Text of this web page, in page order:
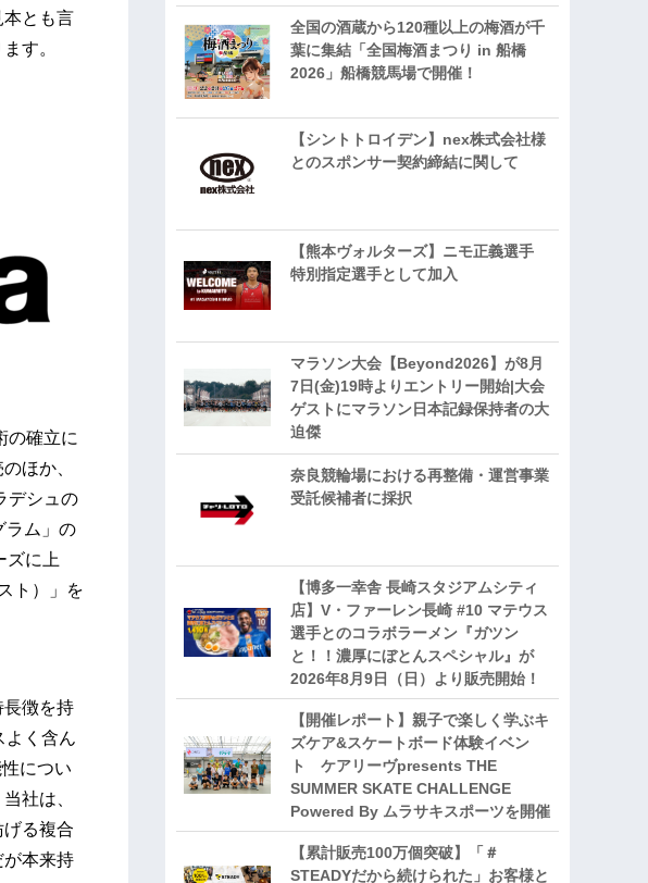
本とも言
す。
の確立に
ほか、
デシュの
ラム」の
ズに上
ト）」を
長徴を持
よく含ん
につい
社は、
る複合
が本来持
全国の酒蔵から120種以上の梅酒が千
葉に集結「全国梅酒まつり in 船橋
2026」船橋競馬場で開催！
【シントトロイデン】nex株式会社様
とのスポンサー契約締結に関して
【熊本ヴォルターズ】ニモ正義選手
特別指定選手として加入
マラソン大会【Beyond2026】が8月
7日(金)19時よりエントリー開始|大会
ゲストにマラソン日本記録保持者の大
迫傑
奈良競輪場における再整備・運営事業
受託候補者に採択
【博多一幸舎 長崎スタジアムシティ
店】V・ファーレン長崎 #10 マテウス
選手とのコラボラーメン『ガツン
と！！濃厚にぼとんスペシャル』が
2026年8月9日（日）より販売開始！
【開催レポート】親子で楽しく学ぶキ
ズケア&スケートボード体験イベン
ト ケアリーヴpresents THE
SUMMER SKATE CHALLENGE
Powered By ムラサキスポーツを開催
【累計販売100万個突破】「＃
STEADYだから続けられた」お客様と